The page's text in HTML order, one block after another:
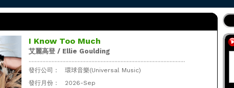
I Know Too Much
艾麗高登 / Ellie Goulding
......................................................................................................
發行公司：
環球音樂(Universal Music)
發行月份：
2026-Sep